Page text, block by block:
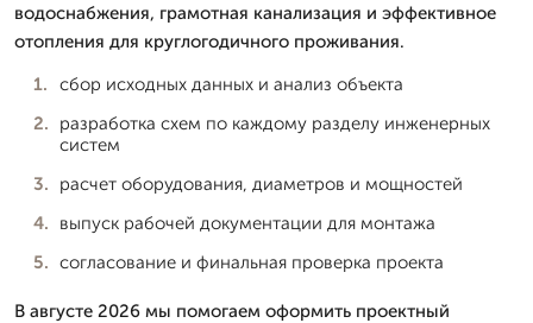
водоснабжения, грамотная канализация и эффективное
отопления для круглогодичного проживания.
сбор исходных данных и анализ объекта
разработка схем по каждому разделу инженерных
систем
расчет оборудования, диаметров и мощностей
выпуск рабочей документации для монтажа
согласование и финальная проверка проекта
В августе 2026 мы помогаем оформить проектный